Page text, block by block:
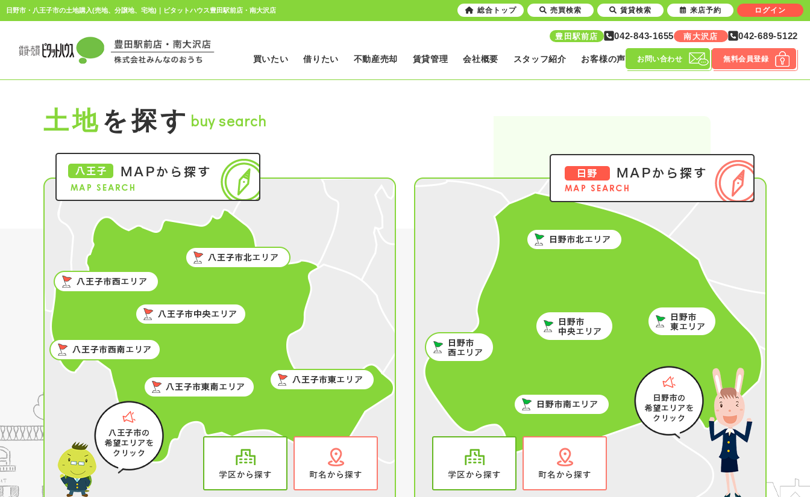
日野市・八王子市の土地購入(売地、分譲地、宅地)｜ピタットハウス豊田駅前店・南大沢店
豊田駅前店 042-843-1655 南大沢店 042-689-5122
買いたい 借りたい 不動産売却 賃貸管理 会社概要 スタッフ紹介 お客様の声 お問い合わせ 無料会員登録
土地を探す buy search
総合トップ 売買検索 賃貸検索 来店予約 ログイン